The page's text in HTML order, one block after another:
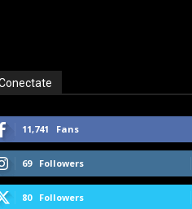
11,741 Fans
69 Followers
80 Followers